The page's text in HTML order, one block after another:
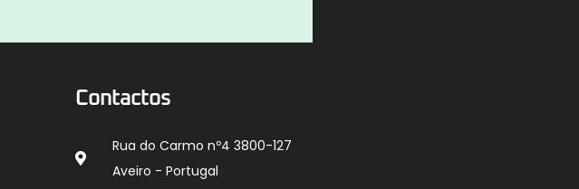
Contactos
Rua do Carmo nº4 3800-127
Aveiro - Portugal